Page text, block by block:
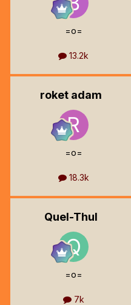
=o=
13.2k
roket adam
=o=
18.3k
Quel-Thul
=o=
7k